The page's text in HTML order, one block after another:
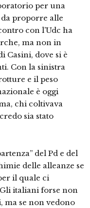
per una
proporre alle
con l’Udc ha
ma non in
Casini, dove si è
Con la sinistra
e il peso
è oggi
chi coltivava
sia stato
del Pd e del
delle alleanze se
il quale ci
italiani forse non
ma se non vedono